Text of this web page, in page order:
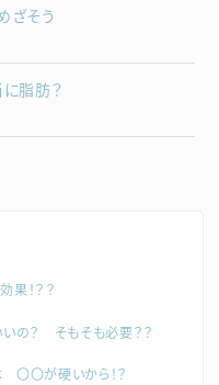
ざそう
脂肪？
！？？
いの？ そもそも必要？？
〇が硬いから！？